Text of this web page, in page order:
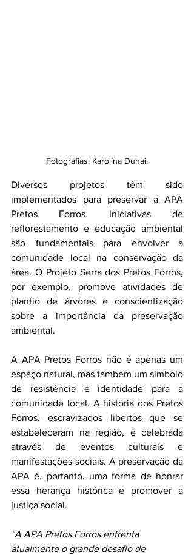
Fotografias: Karolina Dunai.
Diversos projetos têm sido
implementados para preservar a APA
Pretos Forros. Iniciativas de
reflorestamento e educação ambiental
são fundamentais para envolver a
comunidade local na conservação da
área. O Projeto Serra dos Pretos Forros,
por exemplo, promove atividades de
plantio de árvores e conscientização
sobre a importância da preservação
ambiental.
A APA Pretos Forros não é apenas um
espaço natural, mas também um símbolo
de resistência e identidade para a
comunidade local. A história dos Pretos
Forros, escravizados libertos que se
estabeleceram na região, é celebrada
através de eventos culturais e
manifestações sociais. A preservação da
APA é, portanto, uma forma de honrar
essa herança histórica e promover a
justiça social.
“A APA Pretos Forros enfrenta
atualmente o grande desafio de